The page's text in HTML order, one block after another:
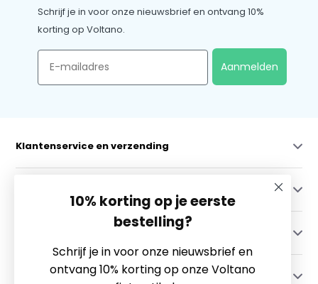
Schrijf je in voor onze nieuwsbrief en ontvang 10%
korting op Voltano.
Email
Aanmelden
Klantenservice en verzending
Contact
10% korting op je eerste
bestelling?
Schrijf je in voor onze nieuwsbrief en
ontvang 10% korting op onze Voltano